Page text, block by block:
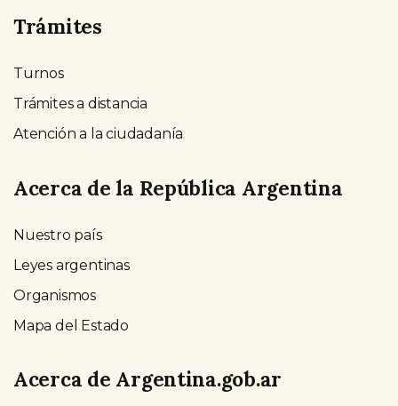
Trámites
Turnos
Trámites a distancia
Atención a la ciudadanía
Acerca de la República Argentina
Nuestro país
Leyes argentinas
Organismos
Mapa del Estado
Acerca de Argentina.gob.ar